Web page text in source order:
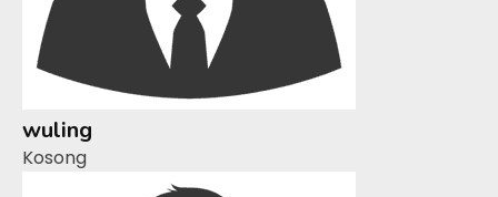
wuling
Kosong